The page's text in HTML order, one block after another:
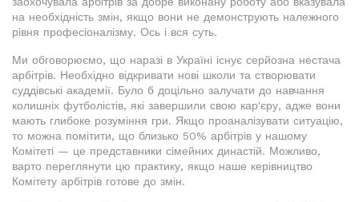
на необхідність змін, якщо вони не демонструють належного
рівня професіоналізму. Ось і вся суть.
Ми обговорюємо, що наразі в Україні існує серйозна нестача
арбітрів. Необхідно відкривати нові школи та створювати
суддівські академії. Було б доцільно залучати до навчання
колишніх футболістів, які завершили свою кар'єру, адже вони
мають глибоке розуміння гри. Якщо проаналізувати ситуацію,
то можна помітити, що близько 50% арбітрів у нашому
Комітеті — це представники сімейних династій. Можливо,
варто переглянути цю практику, якщо наше керівництво
Комітету арбітрів готове до змін.